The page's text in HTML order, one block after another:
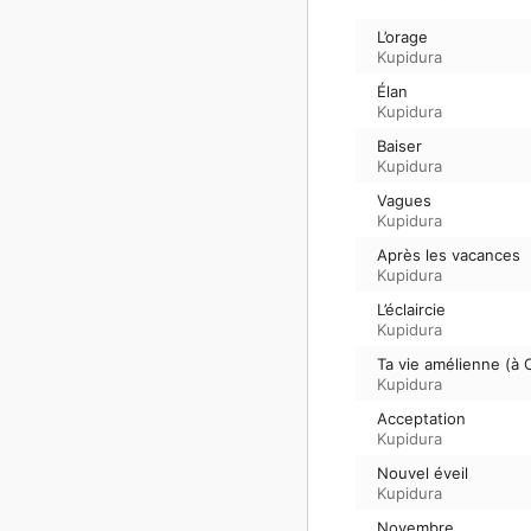
L’orage
Kupidura
Élan
Kupidura
Baiser
Kupidura
Vagues
Kupidura
Après les vacances
Kupidura
L’éclaircie
Kupidura
Ta vie amélienne (à
Kupidura
Acceptation
Kupidura
Nouvel éveil
Kupidura
Novembre